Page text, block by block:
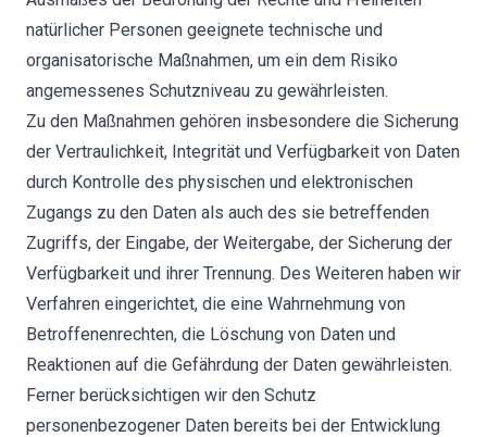
natürlicher Personen geeignete technische und
organisatorische Maßnahmen, um ein dem Risiko
angemessenes Schutzniveau zu gewährleisten.
Zu den Maßnahmen gehören insbesondere die Sicherung
der Vertraulichkeit, Integrität und Verfügbarkeit von Daten
durch Kontrolle des physischen und elektronischen
Zugangs zu den Daten als auch des sie betreffenden
Zugriffs, der Eingabe, der Weitergabe, der Sicherung der
Verfügbarkeit und ihrer Trennung. Des Weiteren haben wir
Verfahren eingerichtet, die eine Wahrnehmung von
Betroffenenrechten, die Löschung von Daten und
Reaktionen auf die Gefährdung der Daten gewährleisten.
Ferner berücksichtigen wir den Schutz
personenbezogener Daten bereits bei der Entwicklung